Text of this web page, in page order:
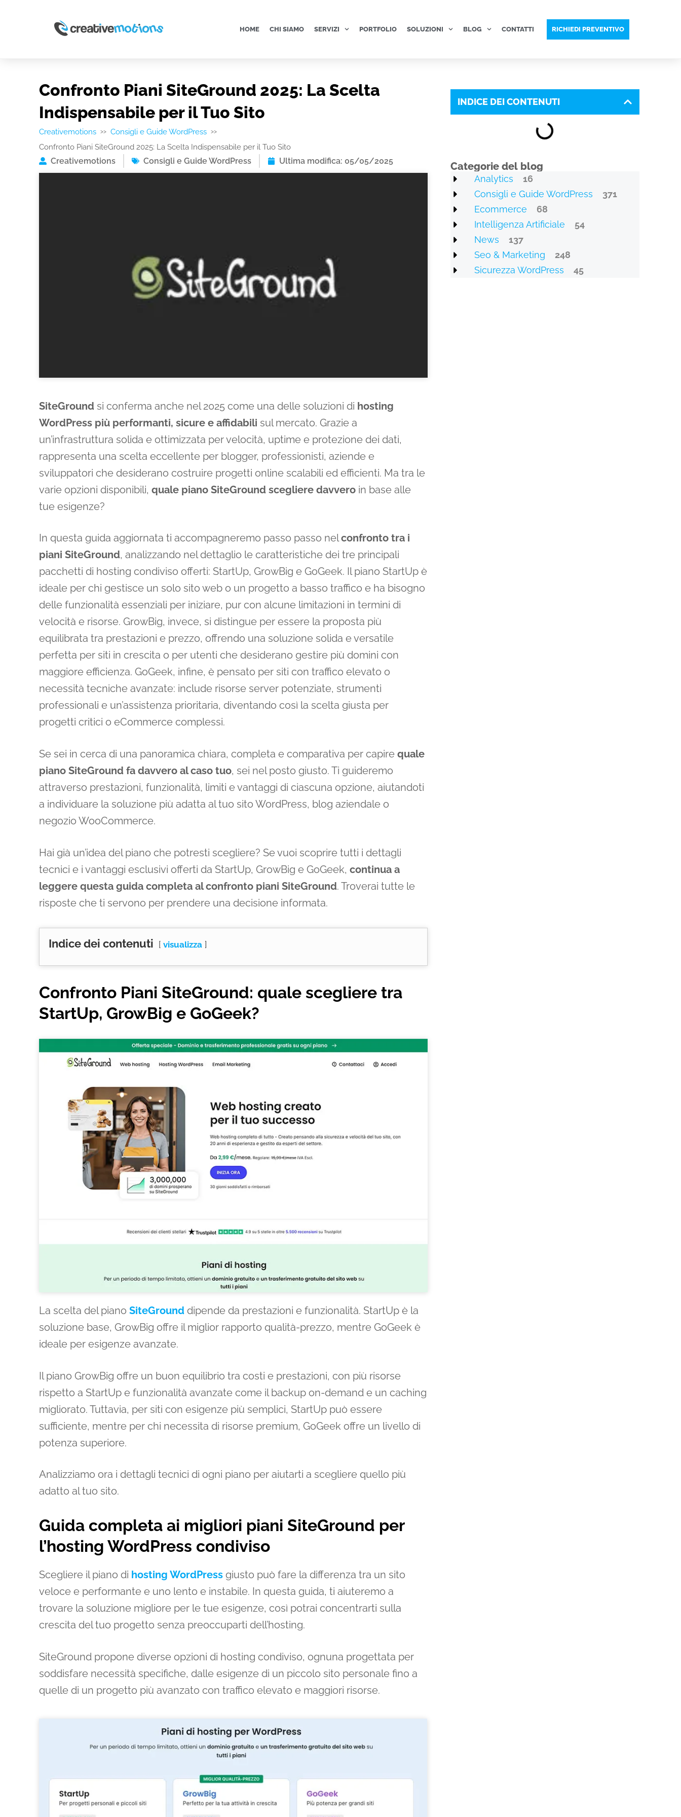
HOME CHI SIAMO SERVIZI PORTFOLIO SOLUZIONI BLOG CONTATTI RICHIEDI PREVENTIVO
Confronto Piani SiteGround 2025: La Scelta
Indispensabile per il Tuo Sito
Creativemotions >> Consigli e Guide WordPress >>
Confronto Piani SiteGround 2025: La Scelta Indispensabile per il Tuo Sito
Creativemotions Consigli e Guide WordPress Ultima modifica: 05/05/2025
SiteGround si conferma anche nel 2025 come una delle soluzioni di hosting
WordPress più performanti, sicure e affidabili sul mercato. Grazie a
un’infrastruttura solida e ottimizzata per velocità, uptime e protezione dei dati,
rappresenta una scelta eccellente per blogger, professionisti, aziende e
sviluppatori che desiderano costruire progetti online scalabili ed efficienti. Ma tra le
varie opzioni disponibili, quale piano SiteGround scegliere davvero in base alle
tue esigenze?
In questa guida aggiornata ti accompagneremo passo passo nelconfronto tra i
piani SiteGround, analizzando nel dettaglio le caratteristiche dei tre principali
pacchetti di hosting condiviso offerti: StartUp, GrowBig e GoGeek. Il piano StartUp è
ideale per chi gestisce un solo sito web o un progetto a basso traffico e ha bisogno
delle funzionalità essenziali per iniziare, pur con alcune limitazioni in termini di
velocità e risorse. GrowBig, invece, si distingue per essere la proposta più
equilibrata tra prestazioni e prezzo, offrendo una soluzione solida e versatile
perfetta per siti in crescita o per utenti che desiderano gestire più domini con
maggiore efficienza. GoGeek, infine, è pensato per siti con traffico elevato o
necessità tecniche avanzate: include risorse server potenziate, strumenti
professionali e un’assistenza prioritaria, diventando così la scelta giusta per
progetti critici o eCommerce complessi.
Se sei in cerca di una panoramica chiara, completa e comparativa per capire quale
piano SiteGround fa davvero al caso tuo, sei nel posto giusto. Ti guideremo
attraverso prestazioni, funzionalità, limiti e vantaggi di ciascuna opzione, aiutandoti
a individuare la soluzione più adatta al tuo sito WordPress, blog aziendale o
negozio WooCommerce.
Hai già un’idea del piano che potresti scegliere? Se vuoi scoprire tutti i dettagli
tecnici e i vantaggi esclusivi offerti da StartUp, GrowBig e GoGeek, continua a
leggere questa guida completa al confronto piani SiteGround. Troverai tutte le
risposte che ti servono per prendere una decisione informata.
Indice dei contenuti visualizza
Confronto Piani SiteGround: quale scegliere tra
StartUp, GrowBig e GoGeek?
La scelta del piano SiteGround dipende da prestazioni e funzionalità. StartUp è la
soluzione base, GrowBig offre il miglior rapporto qualità-prezzo, mentre GoGeek è
ideale per esigenze avanzate.
Il piano GrowBig offre un buon equilibrio tra costi e prestazioni, con più risorse
rispetto a StartUp e funzionalità avanzate come il backup on-demand e un caching
migliorato. Tuttavia, per siti con esigenze più semplici, StartUp può essere
sufficiente, mentre per chi necessita di risorse premium, GoGeek offre un livello di
potenza superiore.
Analizziamo ora i dettagli tecnici di ogni piano per aiutarti a scegliere quello più
adatto al tuo sito.
Guida completa ai migliori piani SiteGround per
l’hosting WordPress condiviso
Scegliere il piano di hosting WordPress giusto può fare la differenza tra un sito
veloce e performante e uno lento e instabile. In questa guida, ti aiuteremo a
trovare la soluzione migliore per le tue esigenze, così potrai concentrarti sulla
crescita del tuo progetto senza preoccuparti dell’hosting.
SiteGround propone diverse opzioni di hosting condiviso, ognuna progettata per
soddisfare necessità specifiche, dalle esigenze di un piccolo sito personale fino a
quelle di un progetto più avanzato con traffico elevato e maggiori risorse.
INDICE DEI CONTENUTI
Categorie del blog
Analytics
16
Consigli e Guide WordPress
371
Ecommerce
68
Intelligenza Artificiale
54
News
137
Seo & Marketing
248
Sicurezza WordPress
45